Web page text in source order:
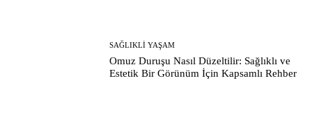
SAĞLIKLI YAŞAM
Omuz Duruşu Nasıl Düzeltilir: Sağlıklı ve
Estetik Bir Görünüm İçin Kapsamlı Rehber